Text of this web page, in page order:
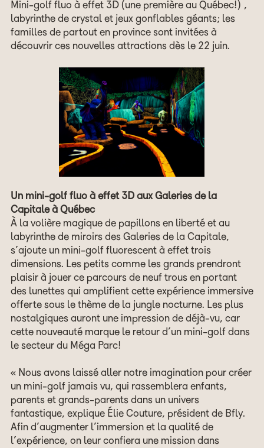
Mini-golf fluo à effet 3D (une première au Québec!),
labyrinthe de crystal et jeux gonflables géants; les
familles de partout en province sont invitées à
découvrir ces nouvelles attractions dès le 22 juin.
Un mini-golf fluo à effet 3D aux Galeries de la
Capitale à Québec
À la volière magique de papillons en liberté et au
labyrinthe de miroirs des Galeries de la Capitale,
s’ajoute un mini-golf fluorescent à effet trois
dimensions. Les petits comme les grands prendront
plaisir à jouer ce parcours de neuf trous en portant
des lunettes qui amplifient cette expérience immersive
offerte sous le thème de la jungle nocturne. Les plus
nostalgiques auront une impression de déjà-vu, car
cette nouveauté marque le retour d’un mini-golf dans
le secteur du Méga Parc!
« Nous avons laissé aller notre imagination pour créer
un mini-golf jamais vu, qui rassemblera enfants,
parents et grands-parents dans un univers
fantastique, explique Élie Couture, président de Bfly.
Afin d’augmenter l’immersion et la qualité de
l’expérience, on leur confiera une mission dans